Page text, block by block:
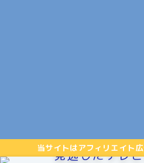
当サイトはアフィリエイト
見逃したテレ